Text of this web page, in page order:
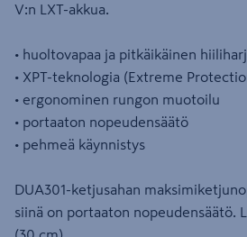
V:n LXT-akkua.
• huoltovapaa ja pitkäikäinen
• XPT-teknologia (Extreme
• ergonominen rungon muotoilu
• portaaton nopeudensäätö
• pehmeä käynnistys
DUA301-ketjusahan
siinä on portaaton nopeudensäätö.
(30 cm).